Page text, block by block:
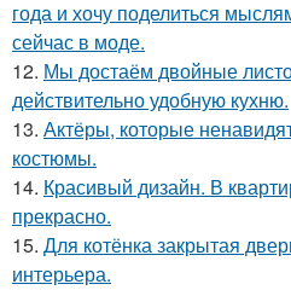
года и хочу поделиться
сейчас в моде.
12. Мы достаём двойные
действительно удобную кухню.
13. Актёры, которые
костюмы.
14. Красивый дизайн. В
прекрасно.
15. Для котёнка закрытая
интерьера.